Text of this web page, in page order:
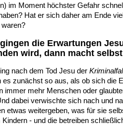
im Moment höchster Gefahr
Hat er sich daher am Ende
die Erwartungen
wird, dann macht
nach dem Tod Jesu der
es zunächst so aus, als ob sich die
immer mehr Menschen oder
dabei verwischte sich nach und
etwas weitergeben, was für sie
Kindern - und die betreiben